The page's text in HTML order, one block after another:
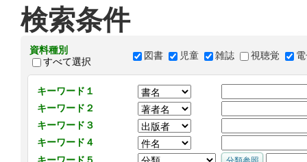
検索条件
資料種別
すべて選択
図書 児童 雑誌 視聴覚
キーワード１
キーワード２
キーワード３
キーワード４